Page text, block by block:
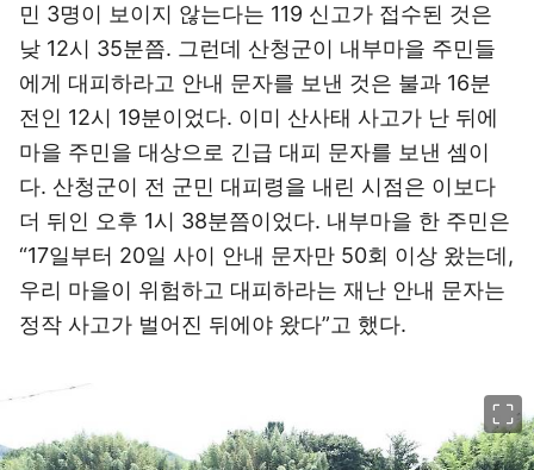
민 3명이 보이지 않는다는 119 신고가 접수된 것은
낮 12시 35분쯤. 그런데 산청군이 내부마을 주민들
에게 대피하라고 안내 문자를 보낸 것은 불과 16분
전인 12시 19분이었다. 이미 산사태 사고가 난 뒤에
마을 주민을 대상으로 긴급 대피 문자를 보낸 셈이
다. 산청군이 전 군민 대피령을 내린 시점은 이보다
더 뒤인 오후 1시 38분쯤이었다. 내부마을 한 주민은
“17일부터 20일 사이 안내 문자만 50회 이상 왔는데,
우리 마을이 위험하고 대피하라는 재난 안내 문자는
정작 사고가 벌어진 뒤에야 왔다”고 했다.